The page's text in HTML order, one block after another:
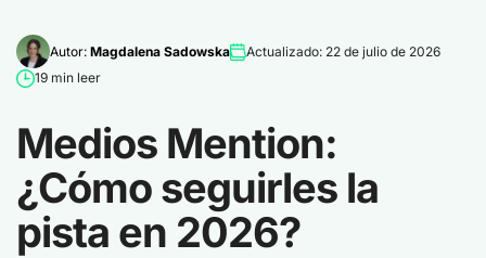
Autor: Magdalena Sadowska
Actualizado: 22 de julio de 2026
19 min leer
Medios Mention:
¿Cómo seguirles la
pista en 2026?